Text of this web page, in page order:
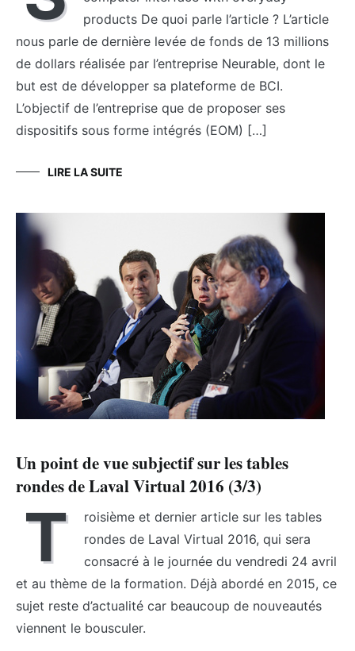
products De quoi parle l’article ? L’article
nous parle de dernière levée de fonds de 13 millions
de dollars réalisée par l’entreprise Neurable, dont le
but est de développer sa plateforme de BCI.
L’objectif de l’entreprise que de proposer ses
dispositifs sous forme intégrés (EOM) […]
LIRE LA SUITE
Un point de vue subjectif sur les tables
rondes de Laval Virtual 2016 (3/3)
T
roisième et dernier article sur les tables
rondes de Laval Virtual 2016, qui sera
consacré à le journée du vendredi 24 avril
et au thème de la formation. Déjà abordé en 2015, ce
sujet reste d’actualité car beaucoup de nouveautés
viennent le bousculer.